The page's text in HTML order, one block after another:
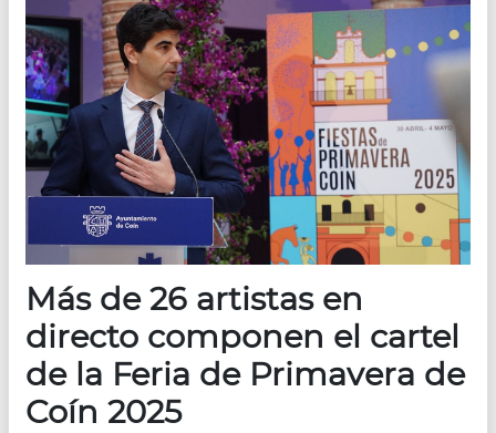
Más de 26 artistas en
directo componen el cartel
de la Feria de Primavera de
Coín 2025